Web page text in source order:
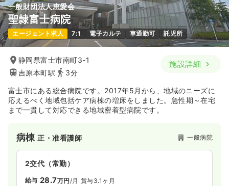
一般財団法人恵愛会
聖隷富士病院
エージェント求人 7:1 電子カルテ 車通勤可 託児所
静岡県富士市南町3-1
吉原本町駅
3分
施設詳細
富士市にある総合病院です。2017年5月から、地域のニーズに
応えるべく地域包括ケア病棟の増床をしました。急性期～在宅
まで一貫して対応できる地域密着型病院です。
病棟正・准看護師 一般病院
2交代（常勤）
給与 28.7万円/月 賞与3.1ヶ月